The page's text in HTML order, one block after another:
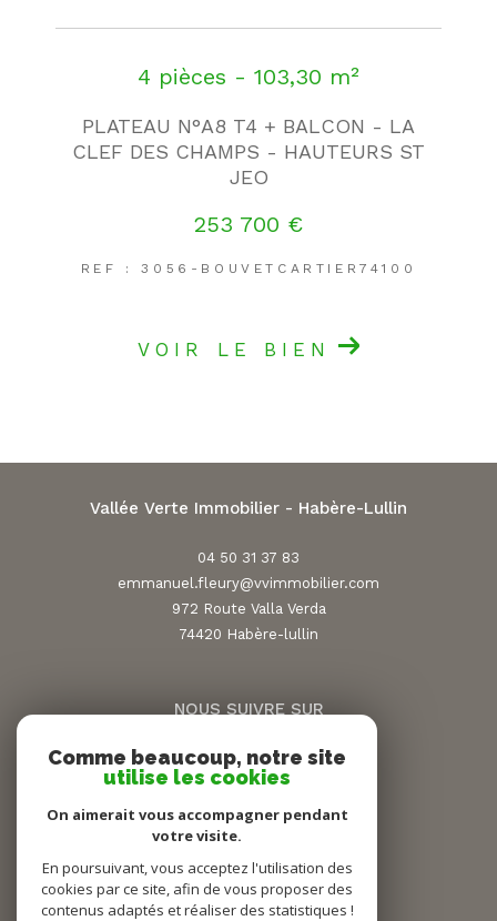
4 pièces - 103,30 m²
PLATEAU N°A8 T4 + BALCON - LA
CLEF DES CHAMPS - HAUTEURS ST
JEO
253 700 €
REF : 3056-BOUVETCARTIER74100
VOIR LE BIEN
Vallée Verte Immobilier - Habère-Lullin
04 50 31 37 83
emmanuel.fleury@vvimmobilier.com
972 Route Valla Verda
74420
habère-lullin
NOUS SUIVRE SUR
ADHÉRENTS
Comme beaucoup, notre site
utilise les cookies
On aimerait vous accompagner pendant
votre visite.
En poursuivant, vous acceptez l'utilisation des
cookies par ce site, afin de vous proposer des
contenus adaptés et réaliser des statistiques !